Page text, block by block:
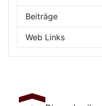
Beiträge
Web Links